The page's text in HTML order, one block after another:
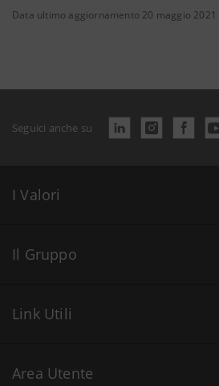
Data ultimo aggiornamento 20 maggio
Seguici anche su
I Valori
Il Gruppo
Link Utili
Area Utente